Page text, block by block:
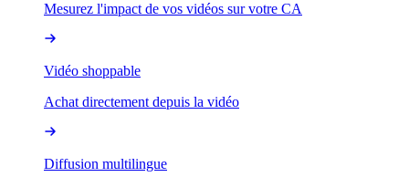
Mesurez l'impact de vos vidéos sur votre CA
Vidéo shoppable
Achat directement depuis la vidéo
Diffusion multilingue